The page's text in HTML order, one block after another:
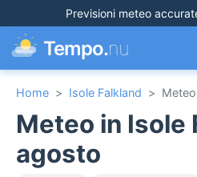
Previsioni meteo
Tempo.nu
Home > Isole Falkland >
Meteo in Isole
agosto